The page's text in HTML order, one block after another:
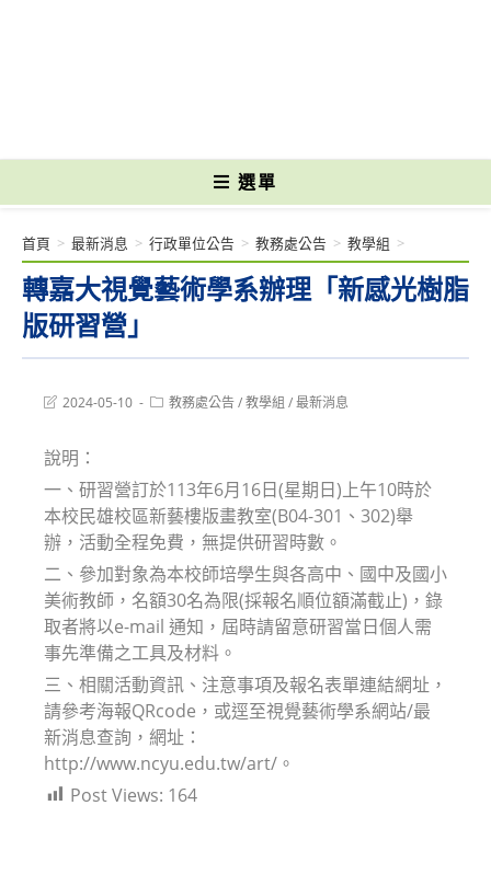
選單
轉嘉大視覺藝術學系辦理「新感光樹脂
版研習營」
首頁 > 最新消息 > 行政單位公告 > 教務處公告 > 教學組 >
Post2024-05-10
Post教務處公告/教學組 /最新消息
說明：
一、研習營訂於113年6月16日(星期日)上午10時於
本校民雄校區新藝樓版畫教室(B04-301、302)舉
辦，活動全程免費，無提供研習時數。
二、參加對象為本校師培學生與各高中、國中及國小
美術教師，名額30名為限(採報名順位額滿截止)，錄
取者將以e-mail 通知，屆時請留意研習當日個人需
事先準備之工具及材料。
三、相關活動資訊、注意事項及報名表單連結網址，
請參考海報QRcode，或逕至視覺藝術學系網站/最
新消息查詢，網址：
http://www.ncyu.edu.tw/art/。
Post Views: 164